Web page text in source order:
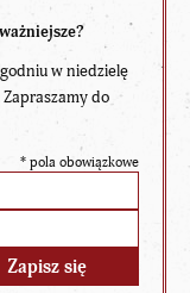
w niedzielę
do
* pola obowiązkowe